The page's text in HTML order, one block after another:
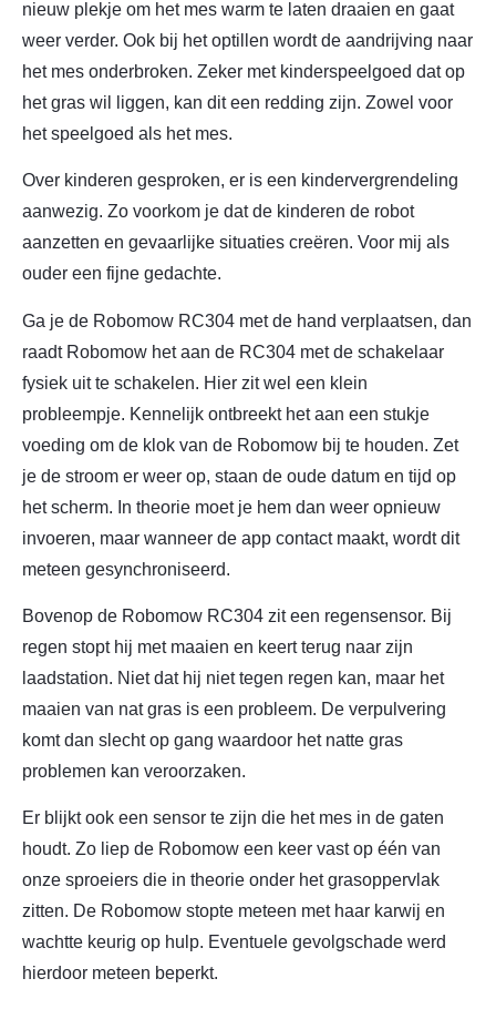
nieuw plekje om het mes warm te laten draaien en gaat
weer verder. Ook bij het optillen wordt de aandrijving naar
het mes onderbroken. Zeker met kinderspeelgoed dat op
het gras wil liggen, kan dit een redding zijn. Zowel voor
het speelgoed als het mes.
Over kinderen gesproken, er is een kindervergrendeling
aanwezig. Zo voorkom je dat de kinderen de robot
aanzetten en gevaarlijke situaties creëren. Voor mij als
ouder een fijne gedachte.
Ga je de Robomow RC304 met de hand verplaatsen, dan
raadt Robomow het aan de RC304 met de schakelaar
fysiek uit te schakelen. Hier zit wel een klein
probleempje. Kennelijk ontbreekt het aan een stukje
voeding om de klok van de Robomow bij te houden. Zet
je de stroom er weer op, staan de oude datum en tijd op
het scherm. In theorie moet je hem dan weer opnieuw
invoeren, maar wanneer de app contact maakt, wordt dit
meteen gesynchroniseerd.
Bovenop de Robomow RC304 zit een regensensor. Bij
regen stopt hij met maaien en keert terug naar zijn
laadstation. Niet dat hij niet tegen regen kan, maar het
maaien van nat gras is een probleem. De verpulvering
komt dan slecht op gang waardoor het natte gras
problemen kan veroorzaken.
Er blijkt ook een sensor te zijn die het mes in de gaten
houdt. Zo liep de Robomow een keer vast op één van
onze sproeiers die in theorie onder het grasoppervlak
zitten. De Robomow stopte meteen met haar karwij en
wachtte keurig op hulp. Eventuele gevolgschade werd
hierdoor meteen beperkt.